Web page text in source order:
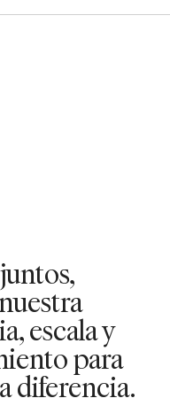
escala y
para
diferencia.